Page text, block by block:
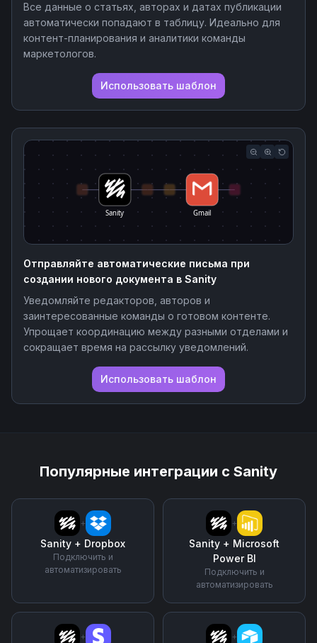
Все данные о статьях, авторах и датах публикации
автоматически попадают в таблицу. Идеально для
контент-планирования и аналитики команды
маркетологов.
Использовать шаблон
Sanity Gmail
Отправляйте автоматические письма при
создании нового документа в Sanity
Уведомляйте редакторов, авторов и
заинтересованные команды о готовом контенте.
Упрощает координацию между разными отделами и
сокращает время на рассылку уведомлений.
Использовать шаблон
Популярные интеграции с Sanity
+
Sanity + Dropbox
Подключить и
автоматизировать
+
Sanity + Microsoft
Power BI
Подключить и
автоматизировать
+ +